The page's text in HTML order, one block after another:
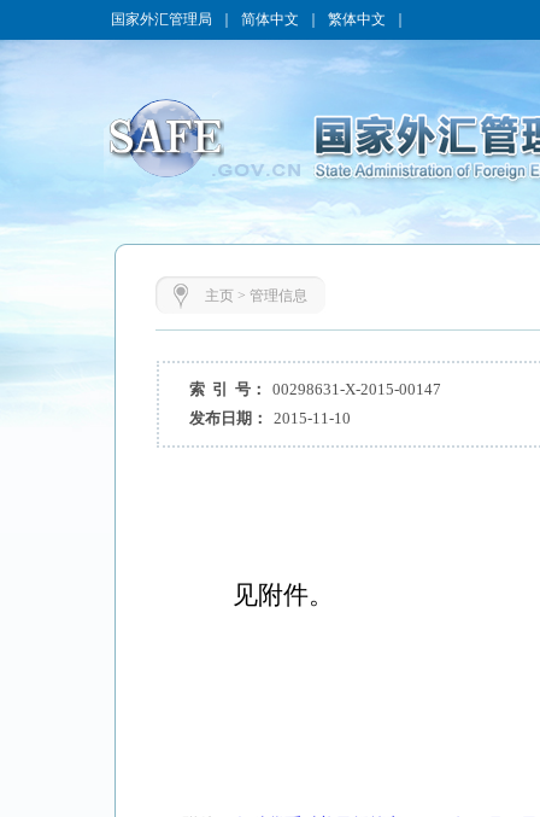
国家外汇管理局 简体中文 繁体中文
主页> 管理信息
索 引 号：
00298631-X-2015-00147
发布日期：
2015-11-10
见附件。